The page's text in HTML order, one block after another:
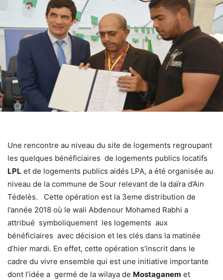
Une rencontre au niveau du site de logements regroupant
les quelques bénéficiaires de logements publics locatifs
LPL et de logements publics aidés LPA, a été organisée au
niveau de la commune de Sour relevant de la daïra d’Ain
Tédelès. Cette opération est la 3eme distribution de
l’année 2018 où le wali Abdenour Mohamed Rabhi a
attribué symboliquement les logements aux
bénéficiaires avec décision et les clés dans la matinée
d’hier mardi. En effet, cette opération s’inscrit dans le
cadre du vivre ensemble qui est une initiative importante
dont l’idée a germé de la wilaya de Mostaganem et